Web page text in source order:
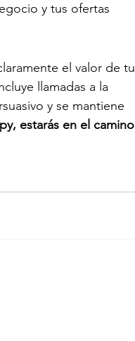
y tus ofertas
el valor de tu
llamadas a la
y se mantiene
estarás en el camino